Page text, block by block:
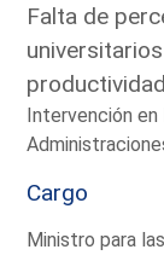
Falta de
Intervención en
Cargo
Ministro para